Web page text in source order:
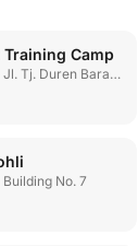
Camp
Jl. Tj. Duren Barat No. 11
Building No. 7